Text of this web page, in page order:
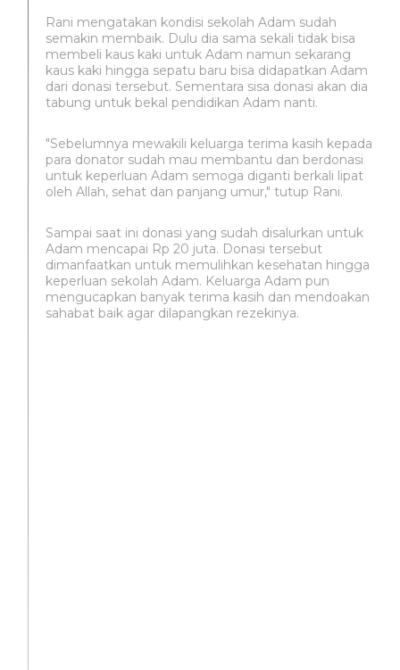
Rani mengatakan kondisi sekolah Adam sudah
semakin membaik. Dulu dia sama sekali tidak bisa
membeli kaus kaki untuk Adam namun sekarang
kaus kaki hingga sepatu baru bisa didapatkan Adam
dari donasi tersebut. Sementara sisa donasi akan dia
tabung untuk bekal pendidikan Adam nanti.
"Sebelumnya mewakili keluarga terima kasih kepada
para donator sudah mau membantu dan berdonasi
untuk keperluan Adam semoga diganti berkali lipat
oleh Allah, sehat dan panjang umur," tutup Rani.
Sampai saat ini donasi yang sudah disalurkan untuk
Adam mencapai Rp 20 juta. Donasi tersebut
dimanfaatkan untuk memulihkan kesehatan hingga
keperluan sekolah Adam. Keluarga Adam pun
mengucapkan banyak terima kasih dan mendoakan
sahabat baik agar dilapangkan rezekinya.